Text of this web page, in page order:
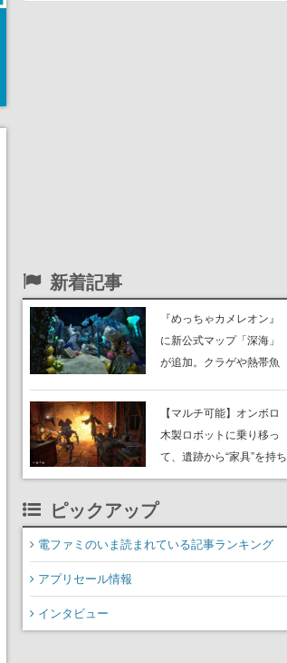
新着記事
『めっちゃカメレオン』
に新公式マップ「深海」
が追加。クラゲや熱帯魚
や大きな貝も
【マルチ可能】オンボロ
木製ロボットに乗り移っ
て、遺跡から“家具”を持ち
帰るホラーアクションゲ
売。迫る“腐敗”から逃げ延
び、持ち帰った家具で基
ピックアップ
電ファミのいま読まれている記事ランキング
アプリセール情報
インタビュー